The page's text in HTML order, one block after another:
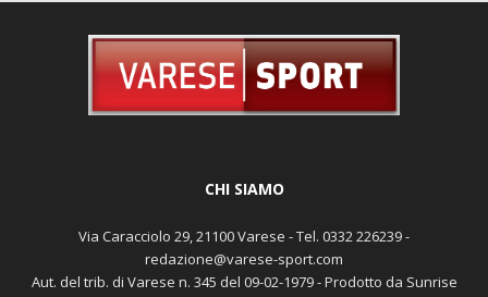
CHI SIAMO
Via Caracciolo 29, 21100 Varese - Tel. 0332 226239 -
redazione@varese-sport.com
Aut. del trib. di Varese n. 345 del 09-02-1979 - Prodotto da Sunrise